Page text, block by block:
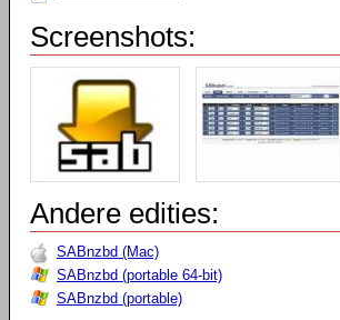
Screenshots:
Andere edities:
SABnzbd (Mac)
SABnzbd (portable 64-bit)
SABnzbd (portable)